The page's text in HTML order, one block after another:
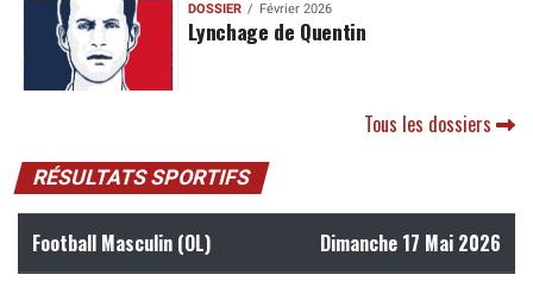
DOSSIER Février 2026
Lynchage de Quentin
Tous les dossiers
RÉSULTATS SPORTIFS
Football Masculin (OL) Dimanche 17 Mai 2026